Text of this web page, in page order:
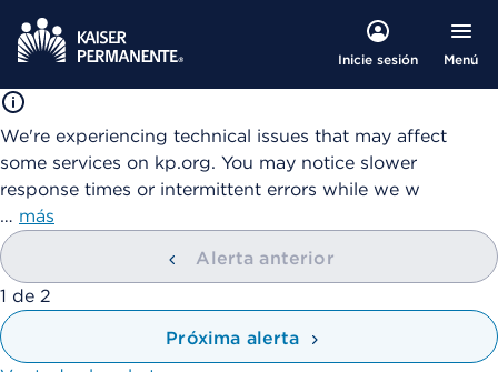
Inicie sesión Menú
We're experiencing technical issues that may affect
some services on kp.org. You may notice slower
response times or intermittent errors while we w
… más
Alerta anterior
mostrando
1 de 2
Próxima alerta